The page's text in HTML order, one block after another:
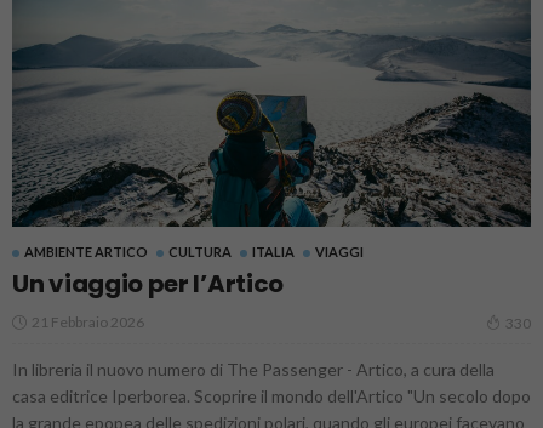
AMBIENTE ARTICO CULTURA ITALIA VIAGGI
Un viaggio per l’Artico
21 Febbraio 2026 330
In libreria il nuovo numero di The Passenger - Artico, a cura della
casa editrice Iperborea. Scoprire il mondo dell'Artico "Un secolo dopo
la grande epopea delle spedizioni polari, quando gli europei facevano